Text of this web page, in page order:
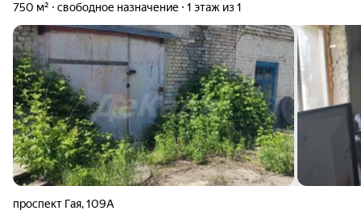
750 м² свободное назначение 1 этаж из 1
проспект Гая,109А